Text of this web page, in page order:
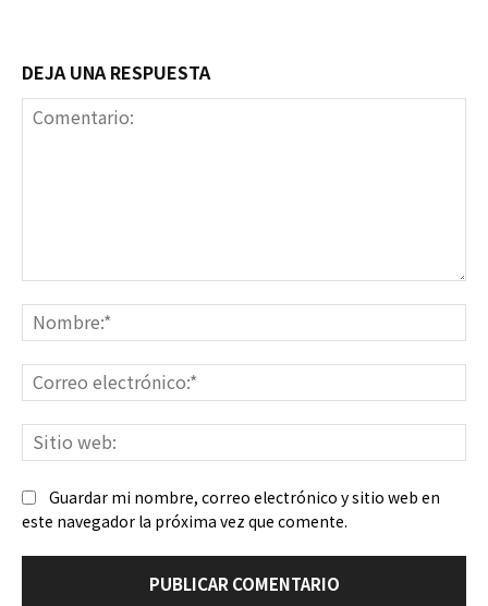
DEJA UNA RESPUESTA
Guardar mi nombre, correo electrónico y sitio web en
este navegador la próxima vez que comente.